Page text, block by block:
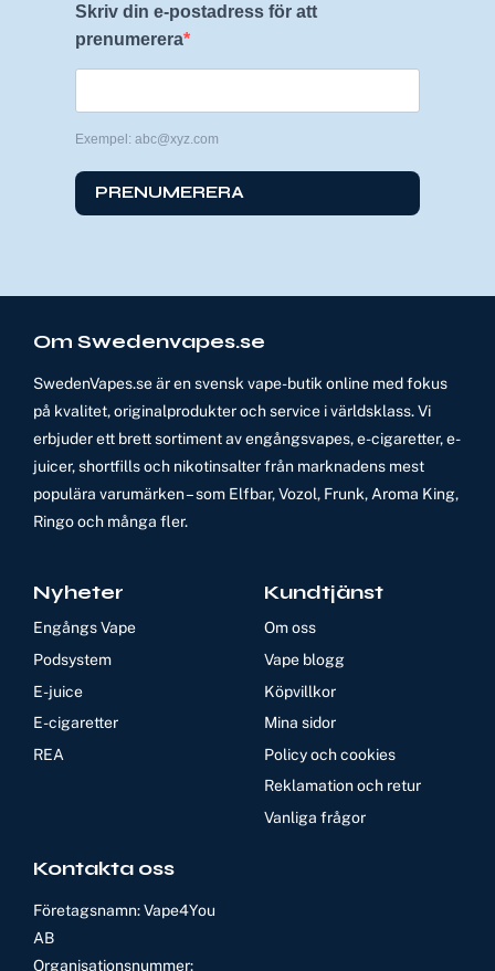
Skriv din e-postadress för att
prenumerera
Exempel: abc@xyz.com
PRENUMERERA
Om Swedenvapes.se
SwedenVapes.se är en svensk vape-butik online med fokus
på kvalitet, originalprodukter och service i världsklass. Vi
erbjuder ett brett sortiment av engångsvapes, e-cigaretter, e-
juicer, shortfills och nikotinsalter från marknadens mest
populära varumärken – som Elfbar, Vozol, Frunk, Aroma King,
Ringo och många fler.
Nyheter
Engångs Vape
Podsystem
E-juice
E-cigaretter
REA
Kundtjänst
Om oss
Vape blogg
Köpvillkor
Mina sidor
Policy och cookies
Reklamation och retur
Vanliga frågor
Kontakta oss
Företagsnamn: Vape4You
AB
Organisationsnummer: